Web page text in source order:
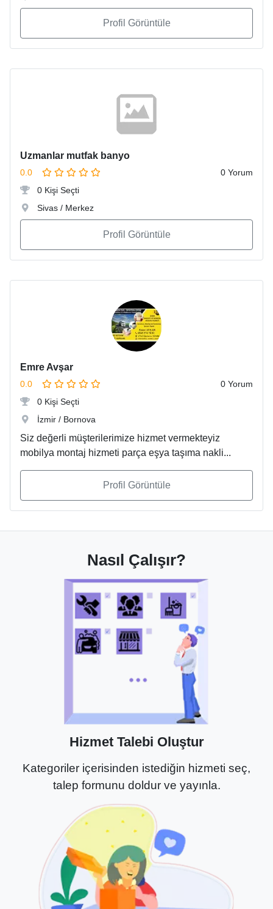
Profil Görüntüle
Uzmanlar mutfak banyo
0.0
0 Yorum
0 Kişi Seçti
Sivas / Merkez
Profil Görüntüle
Emre Avşar
0.0
0 Yorum
0 Kişi Seçti
İzmir / Bornova
Siz değerli müşterilerimize hizmet vermekteyiz
mobilya montaj hizmeti parça eşya taşıma nakli...
Profil Görüntüle
Nasıl Çalışır?
Hizmet Talebi Oluştur
Kategoriler içerisinden istediğin hizmeti seç,
talep formunu doldur ve yayınla.